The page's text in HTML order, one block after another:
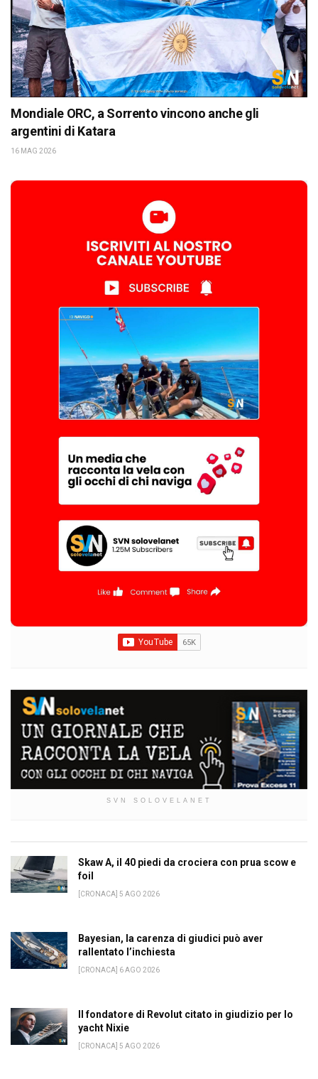
Mondiale ORC, a Sorrento vincono anche gli
argentini di Katara
16 MAG 2026
SVN SOLOVELANET
Skaw A, il 40 piedi da crociera con prua scow e
foil
[CRONACA] 5 AGO 2026
Bayesian, la carenza di giudici può aver
rallentato l’inchiesta
[CRONACA] 6 AGO 2026
Il fondatore di Revolut citato in giudizio per lo
yacht Nixie
[CRONACA] 5 AGO 2026